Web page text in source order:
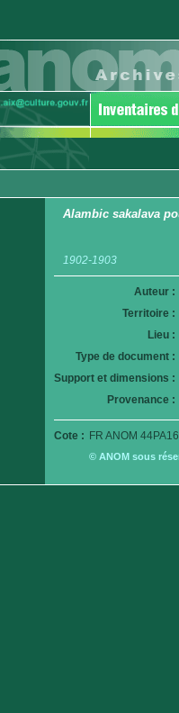
Alambic sakalava
1902-1903
Auteur :
Territoire :
Lieu :
Type de document :
Support et dimensions :
Provenance :
Cote : FR ANOM
© ANOM sous